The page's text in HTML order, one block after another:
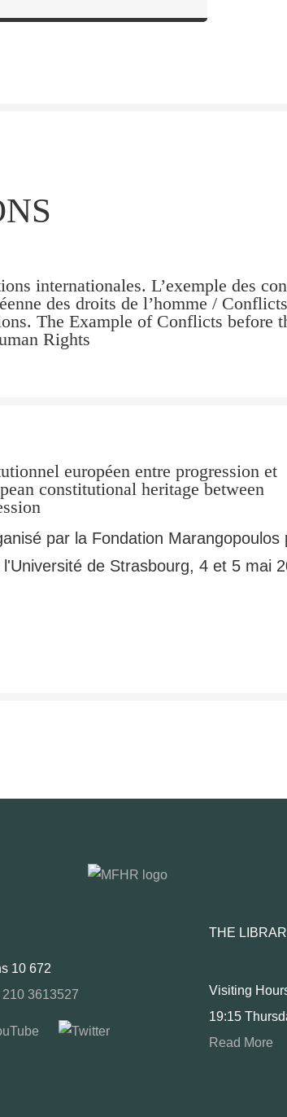
internationales. L’exemple des
des droits de l’homme /
The Example of Conflicts before
Rights
européen entre progression et
constitutional heritage between
par la Fondation Marangopoulos
de Strasbourg, 4 et 5 mai
10 672
210 3613527
THE
Visiting
19:15
Read More